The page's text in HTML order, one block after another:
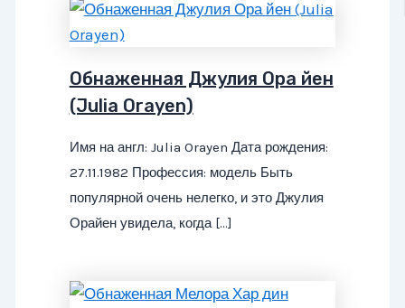
Обнаженная Джулия Ора йен
(Julia Orayen)
Имя на англ: Julia Orayen Дата рождения:
27.11.1982 Профессия: модель Быть
популярной очень нелегко, и это Джулия
Орайен увидела, когда […]